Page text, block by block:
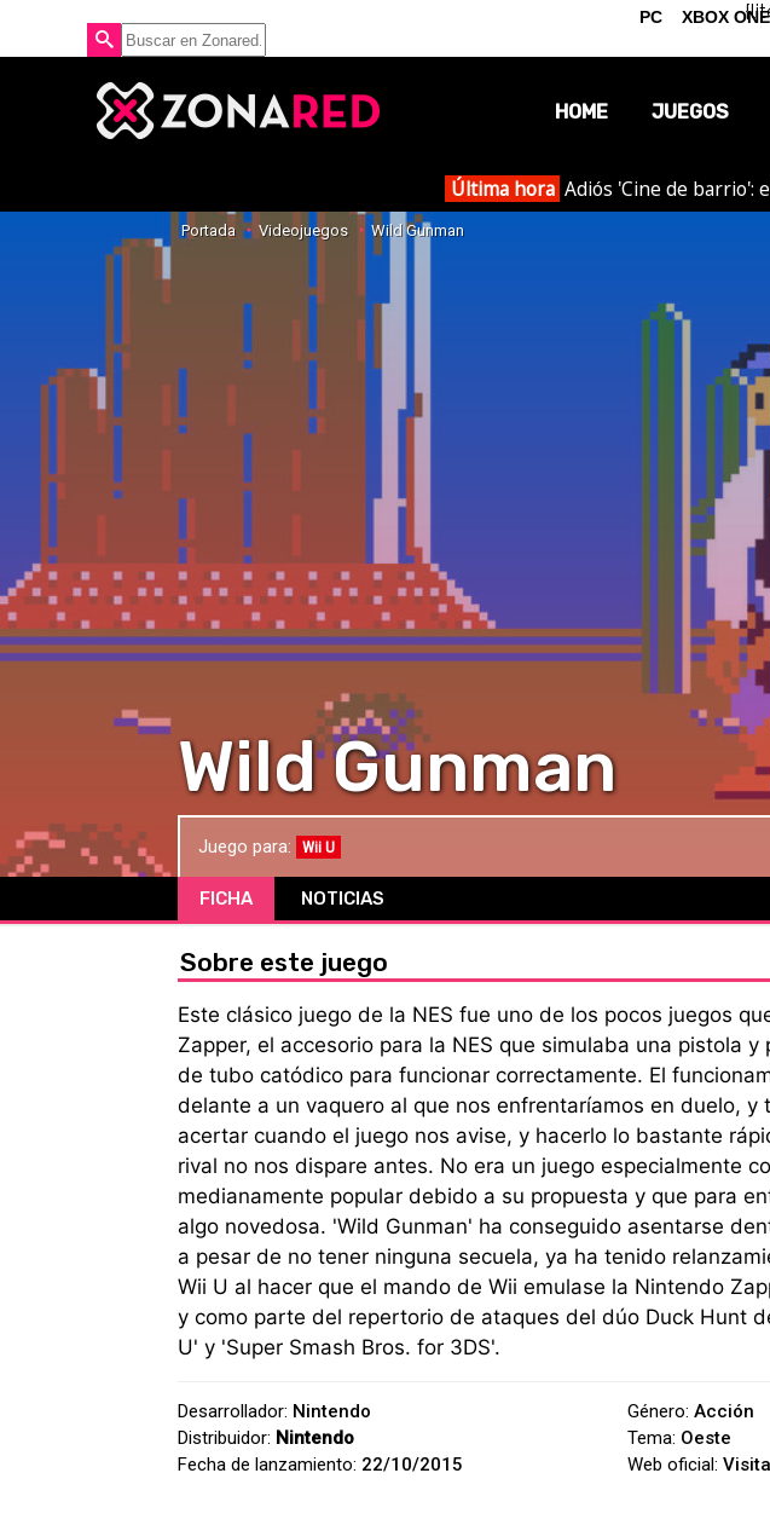
HOME JUEGOS
Última hora Adiós 'Cine de barrio':
Portada Videojuegos Wild Gunman
Wild Gunman
Juego para: Wii U
FICHA NOTICIAS
Sobre este juego
Este clásico juego de la NES fue uno de los pocos juegos
Zapper, el accesorio para la NES que simulaba una pistola
de tubo catódico para funcionar correctamente. El
delante a un vaquero al que nos enfrentaríamos en duelo, y
acertar cuando el juego nos avise, y hacerlo lo bastante
rival no nos dispare antes. No era un juego especialmente
medianamente popular debido a su propuesta y que para
algo novedosa. 'Wild Gunman' ha conseguido asentarse
a pesar de no tener ninguna secuela, ya ha tenido
Wii U al hacer que el mando de Wii emulase la Nintendo
y como parte del repertorio de ataques del dúo Duck Hunt
U' y 'Super Smash Bros. for 3DS'.
Desarrollador: Nintendo
Distribuidor: Nintendo
Fecha de lanzamiento: 22/10/2015
Género:Acción
Tema: Oeste
Web oficial:
PC XBOX ONE